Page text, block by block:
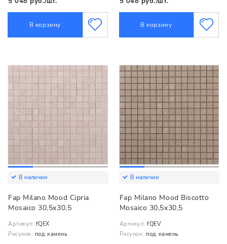
В корзину В корзину
В наличии
Fap Milano Mood Cipria
Mosaico 30,5x30,5
Артикул: fQEX
Рисунок: под камень
В наличии
Fap Milano Mood Biscotto
Mosaico 30,5x30,5
Артикул: fQEV
Рисунок: под камень